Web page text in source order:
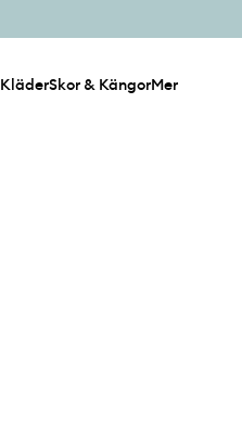
KläderSkor & KängorMer